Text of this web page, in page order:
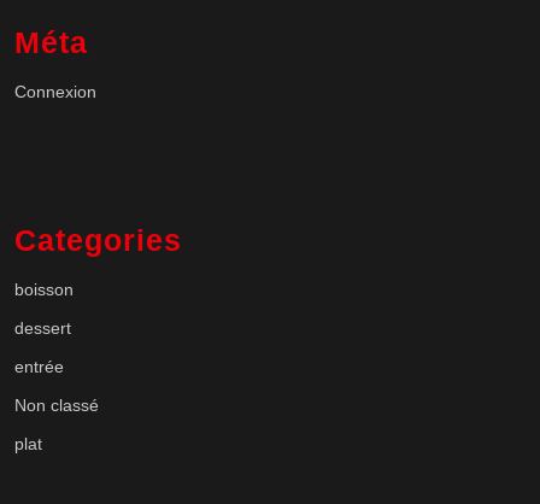
Méta
Connexion
Categories
boisson
dessert
entrée
Non classé
plat